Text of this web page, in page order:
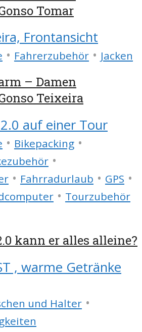
Tomar
• Fahrerzubehör • Jacken
– Damen
Teixeira
• Bikepacking •
•
• Fahrradurlaub • GPS •
• Tourzubehör
kann er alles alleine?
und Halter •